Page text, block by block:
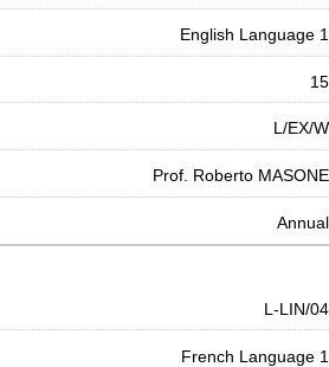
English Language 1
15
L/EX/W
Prof. Roberto MASONE
Annual
L-LIN/04
French Language 1